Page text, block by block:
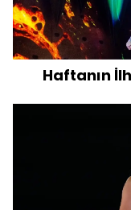
Haftanın